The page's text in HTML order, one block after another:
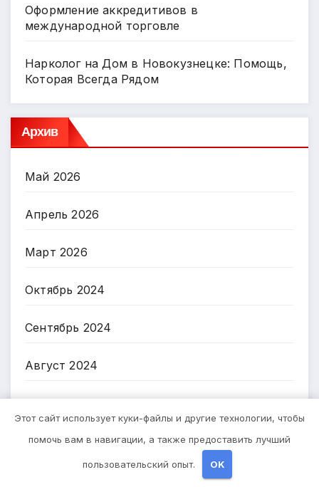
Оформление аккредитивов в
международной торговле
Нарколог на Дом в Новокузнецке: Помощь,
Которая Всегда Рядом
Архив
Май 2026
Апрель 2026
Март 2026
Октябрь 2024
Сентябрь 2024
Август 2024
Июль 2024
Июнь 2024
Этот сайт использует куки-файлы и другие технологии, чтобы
помочь вам в навигации, а также предоставить лучший
пользовательский опыт. OK